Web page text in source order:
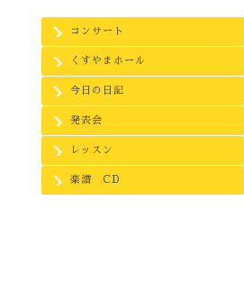
コンサート
くすやまホール
今日の日記
発表会
レッスン
楽譜 CD